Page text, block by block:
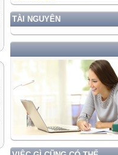
TÀI NGUYÊN